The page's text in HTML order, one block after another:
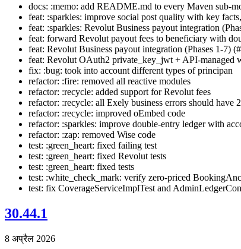
docs: :memo: add README.md to every Maven sub-
feat: :sparkles: improve social post quality with key
feat: :sparkles: Revolut Business payout integration
feat: forward Revolut payout fees to beneficiary with
feat: Revolut Business payout integration (Phases 1-7)
feat: Revolut OAuth2 private_key_jwt + API-managed
fix: :bug: took into account different types of principan
refactor: :fire: removed all reactive modules
refactor: :recycle: added support for Revolut fees
refactor: :recycle: all Exely business errors should have
refactor: :recycle: improved oEmbed code
refactor: :sparkles: improve double-entry ledger with
refactor: :zap: removed Wise code
test: :green_heart: fixed failing test
test: :green_heart: fixed Revolut tests
test: :green_heart: fixed tests
test: :white_check_mark: verify zero-priced
test: fix CoverageServiceImplTest and
30.44.1
8 अप्रैल 2026